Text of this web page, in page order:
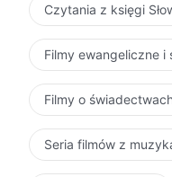
Czytania z księgi
Filmy ewangeliczne i
Filmy o
Seria filmów z